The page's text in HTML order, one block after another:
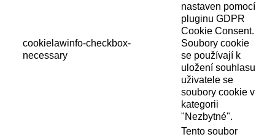
cookielawinfo-checkbox-
necessary
nastaven pomocí
pluginu GDPR
Cookie Consent.
Soubory cookie
se používají k
uložení souhlasu
uživatele se
soubory cookie v
kategorii
"Nezbytné".
Tento soubor